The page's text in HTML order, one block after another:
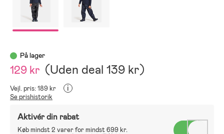
På lager
129 kr (Uden deal 139 kr)
Vejl. pris: 189 kr i
Se prishistorik
Aktivér din rabat
Køb mindst 2 varer for mindst 699 kr.